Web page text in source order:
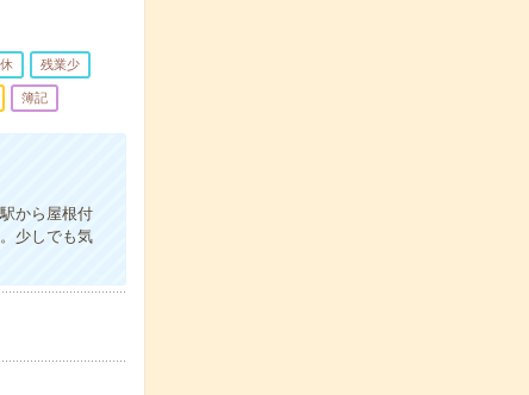
残業少
簿記
から屋根付
少しでも気